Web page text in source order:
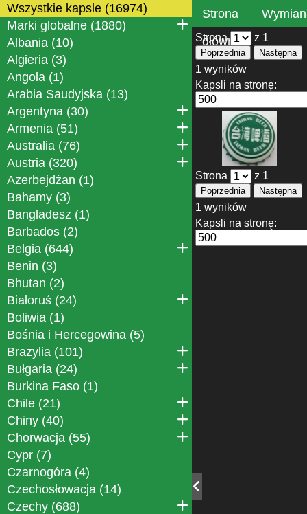
Wszystkie kapsle (16974)
Marki globalne (1880)
Albania (10)
Algieria (3)
Angola (1)
Arabia Saudyjska (13)
Argentyna (30)
Armenia (51)
Australia (76)
Austria (320)
Azerbejdżan (1)
Bahamy (3)
Bangladesz (1)
Barbados (2)
Belgia (644)
Benin (3)
Bhutan (2)
Białoruś (24)
Boliwia (1)
Bośnia i Hercegowina (5)
Brazylia (101)
Bułgaria (24)
Burkina Faso (1)
Chile (21)
Chiny (40)
Chorwacja (55)
Cypr (7)
Czarnogóra (4)
Czechosłowacja (14)
Czechy (688)
Strona
główna
Strona z 1
Poprzednia Następna
1 wyników
Kapsli na stronę:
Strona z 1
Poprzednia Następna
1 wyników
Kapsli na stronę: